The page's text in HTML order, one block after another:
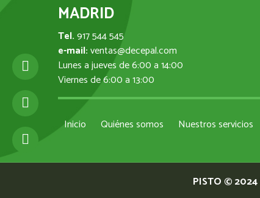
MADRID
Tel.917 544 545
e-mail:ventas@decepal.com
Lunes a jueves de 6:00 a 14:00
Viernes de 6:00 a 13:00
Inicio Quiénes somos Nuestros servicios
PISTO © 2024